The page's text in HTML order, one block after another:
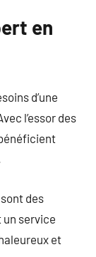
en
d’une
l’essor des
des
un service
et